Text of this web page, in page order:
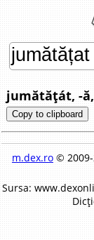
jumătățát, -ă,
Copy to clipboard
m.dex.ro© 2009-
Sursa: